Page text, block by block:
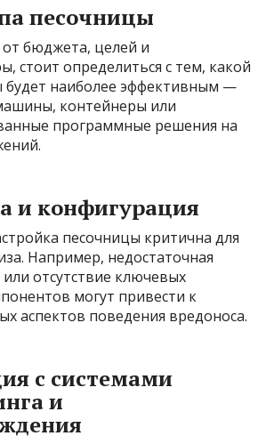
песочницы
бюджета, целей и
стоит определиться с тем, какой
будет наиболее эффективным —
контейнеры или
программные решения на
и конфигурация
песочницы критична для
Например, недостаточная
отсутствие ключевых
могут привести к
аспектов поведения вредоноса.
с системами
и